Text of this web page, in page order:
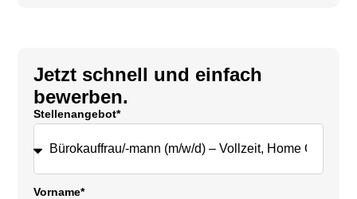
Jetzt schnell und einfach
bewerben.
Stellenangebot*
Vorname*